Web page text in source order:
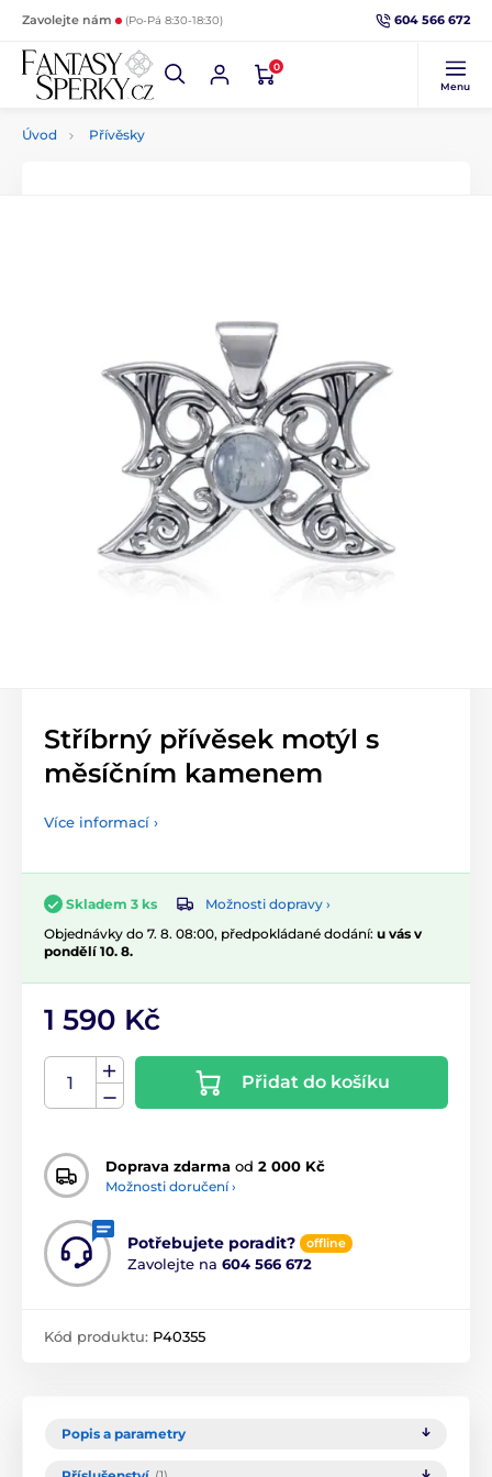
Zavolejte nám (Po-Pá 8:30-18:30) 604 566 672
0
Menu
Úvod Přívěsky
Stříbrný přívěsek motýl s
měsíčním kamenem
Více informací ›
Skladem 3 ks
Možnosti dopravy ›
Objednávky do 7. 8. 08:00, předpokládané dodání: u vás v
pondělí 10. 8.
1 590 Kč
Přidat do košíku
Doprava zdarma od 2 000 Kč
Možnosti doručení ›
Potřebujete poradit? offline
Zavolejte na 604 566 672
Kód produktu: P40355
Popis a parametry